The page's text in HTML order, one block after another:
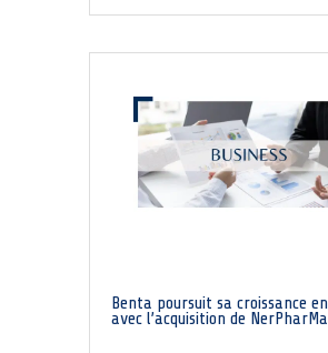
Benta poursuit sa croissance
avec l’acquisition de NerPharMa